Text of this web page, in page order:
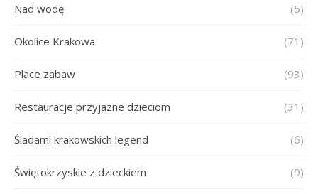
Nad wodę (5)
Okolice Krakowa (71)
Place zabaw (93)
Restauracje przyjazne dzieciom (31)
Śladami krakowskich legend (6)
Świętokrzyskie z dzieckiem (9)